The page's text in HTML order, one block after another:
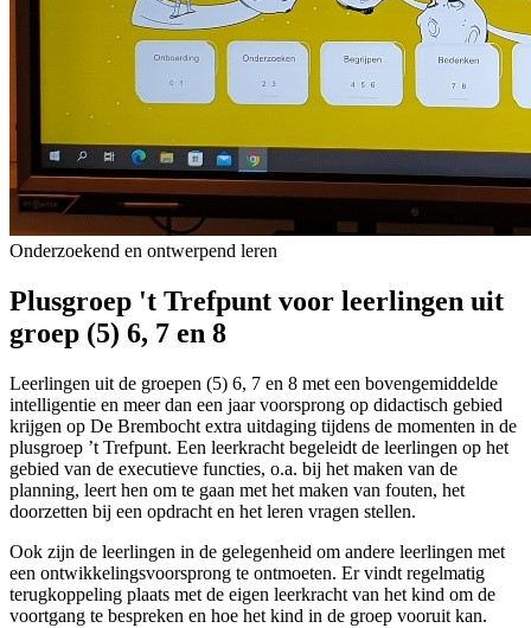
Onderzoekend en ontwerpend leren
Plusgroep 't Trefpunt voor leerlingen uit
groep (5) 6, 7 en 8
Leerlingen uit de groepen (5) 6, 7 en 8 met een bovengemiddelde
intelligentie en meer dan een jaar voorsprong op didactisch gebied
krijgen op De Brembocht extra uitdaging tijdens de momenten in de
plusgroep ’t Trefpunt. Een leerkracht begeleidt de leerlingen op het
gebied van de executieve functies, o.a. bij het maken van de
planning, leert hen om te gaan met het maken van fouten, het
doorzetten bij een opdracht en het leren vragen stellen.
Ook zijn de leerlingen in de gelegenheid om andere leerlingen met
een ontwikkelingsvoorsprong te ontmoeten. Er vindt regelmatig
terugkoppeling plaats met de eigen leerkracht van het kind om de
voortgang te bespreken en hoe het kind in de groep vooruit kan.